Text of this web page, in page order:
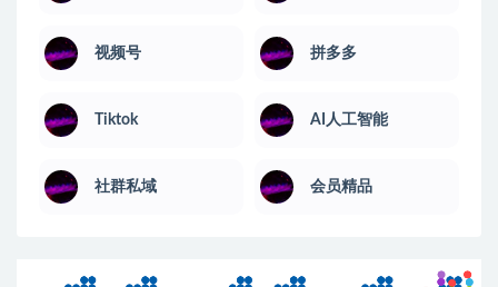
视频号 拼多多
Tiktok AI人工智能
社群私域 会员精品